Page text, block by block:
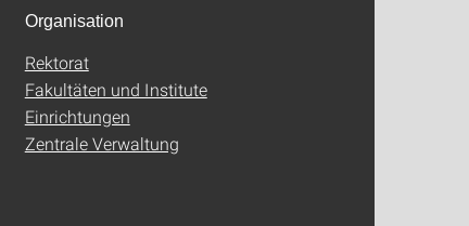
Organisation
Rektorat
Fakultäten und Institute
Einrichtungen
Zentrale Verwaltung